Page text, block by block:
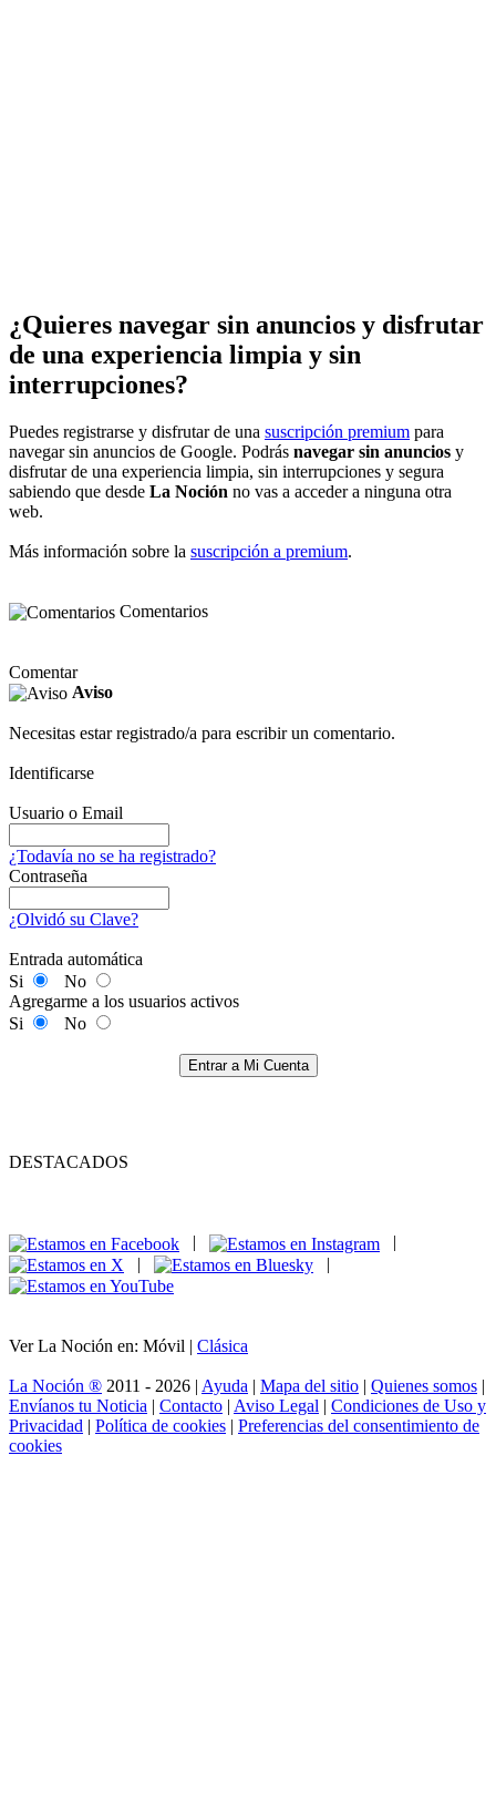
¿Quieres navegar sin anuncios y disfrutar
de una experiencia limpia y sin
interrupciones?
Puedes registrarse y disfrutar de una suscripción premium para
navegar sin anuncios de Google. Podrás navegar sin anuncios y
disfrutar de una experiencia limpia, sin interrupciones y segura
sabiendo que desde La Noción no vas a acceder a ninguna otra
web.
Más información sobre la suscripción a premium.
Comentarios
Comentar
Aviso
Necesitas estar registrado/a para escribir un comentario.
Identificarse
Usuario o Email
¿Todavía no se ha registrado?
Contraseña
¿Olvidó su Clave?
Entrada automática
Si
No
Agregarme a los usuarios activos
Si
No
Entrar a Mi Cuenta
DESTACADOS
|
|
Ver La Noción en: Móvil | Clásica
La Noción ® 2011 - 2026 | Ayuda | Mapa del sitio | Quienes somos |
Envíanos tu Noticia | Contacto | Aviso Legal | Condiciones de Uso y
Privacidad | Política de cookies | Preferencias del consentimiento de
cookies